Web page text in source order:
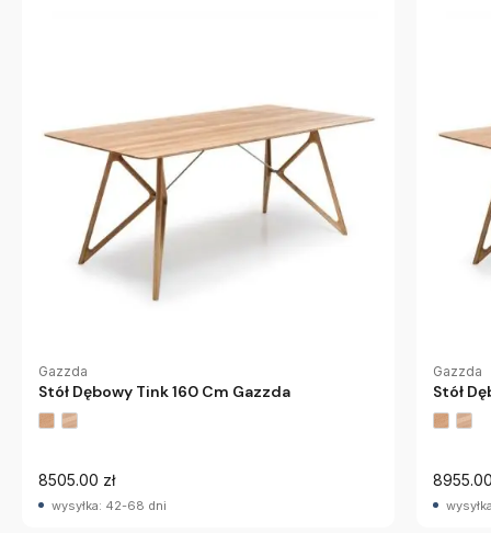
Gazzda
Stół Dębowy Tink 160 Cm Gazzda
8505.00 zł
wysyłka: 42-68 dni
Gazzda
Stół